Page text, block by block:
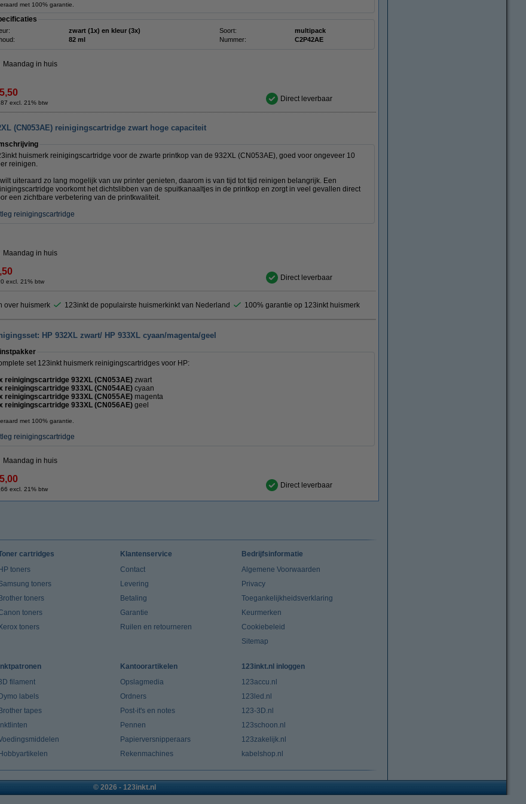
met 100% garantie.
zwart (1x) en kleur (3x) Soort:
multipack
82 ml Nummer: C2P42AE
Maandag in huis
excl. 21% btw Direct leverbaar
(CN053AE) reinigingscartridge zwart hoge capaciteit
huismerk reinigingscartridge voor de zwarte printkop van de 932XL (CN053AE), goed voor ongeveer 10
reinigen.
uiteraard zo lang mogelijk van uw printer genieten, daarom is van tijd tot tijd reinigen belangrijk. Een
voorkomt het dichtslibben van de spuitkanaaltjes in de printkop en zorgt in veel gevallen direct
een zichtbare verbetering van de printkwaliteit.
reinigingscartridge
Maandag in huis
excl. 21% btw Direct leverbaar
over huismerk 123inkt de populairste huismerkinkt van Nederland 100% garantie op 123inkt huismerk
HP 932XL zwart/ HP 933XL cyaan/magenta/geel
set 123inkt huismerk reinigingscartridges voor HP:
reinigingscartridge 932XL (CN053AE) zwart
reinigingscartridge 933XL (CN054AE) cyaan
reinigingscartridge 933XL (CN055AE) magenta
reinigingscartridge 933XL (CN056AE) geel
met 100% garantie.
reinigingscartridge
Maandag in huis
excl. 21% btw Direct leverbaar
cartridges
HP toners
toners
Brother toners
toners
toners
Klantenservice
Contact
Levering
Betaling
Garantie
Ruilen en retourneren
Bedrijfsinformatie
Algemene Voorwaarden
Privacy
Toegankelijkheidsverklaring
Keurmerken
Cookiebeleid
Sitemap
Inktpatronen
filament
Dymo labels
Brother tapes
Inktlinten
Hobbyartikelen
Kantoorartikelen
Opslagmedia
Ordners
Post-it's en notes
Pennen
Papierversnipperaars
Rekenmachines
123inkt.nl inloggen
123accu.nl
123led.nl
123-3D.nl
123schoon.nl
123zakelijk.nl
kabelshop.nl
© 2026 - 123inkt.nl